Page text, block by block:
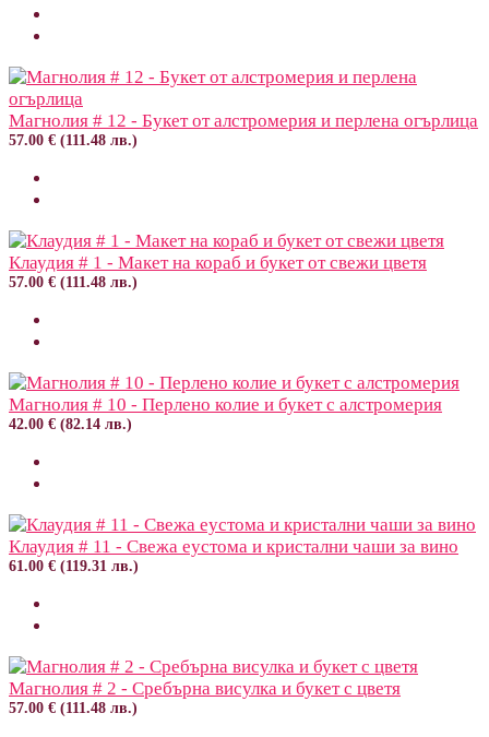
Магнолия # 12 - Букет от алстромерия и перлена огърлица
57.00 € (111.48 лв.)
Клаудия # 1 - Макет на кораб и букет от свежи цветя
57.00 € (111.48 лв.)
Магнолия # 10 - Перлено колие и букет с алстромерия
42.00 € (82.14 лв.)
Клаудия # 11 - Свежа еустома и кристални чаши за вино
61.00 € (119.31 лв.)
Магнолия # 2 - Сребърна висулка и букет с цветя
57.00 € (111.48 лв.)